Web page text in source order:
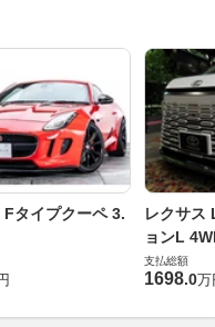
Fタイプクーペ 3.
レクサス
ョンL
支払総額
1698.0万